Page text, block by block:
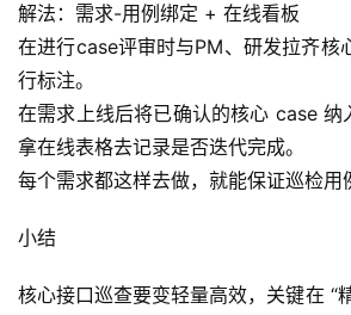
A
I
干
解法：需求-用例绑定 + 在线看板
在进行case评审时与PM、研发拉齐核
行标注。
在需求上线后将已确认的核心 case 纳
拿在线表格去记录是否迭代完成。
每个需求都这样去做，就能保证巡检用
小结
核心接口巡查要变轻量高效，关键在 “